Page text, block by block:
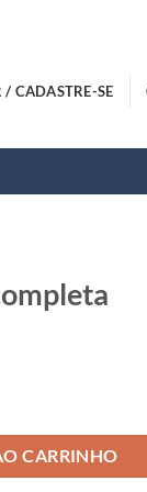
/ CADASTRE-SE
CARRINHO